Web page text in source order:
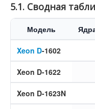
5.1. Сводная
Модель
Xeon D-1602
Xeon D-1622
Xeon D-1623N